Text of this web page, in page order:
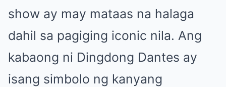
show ay may mataas na halaga
dahil sa pagiging iconic nila. Ang
kabaong ni Dingdong Dantes ay
isang simbolo ng kanyang